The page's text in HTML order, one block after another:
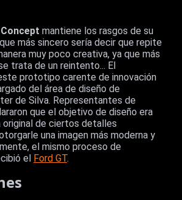
mantiene los rasgos de su
más sincero sería decir que repite
muy poco creativa, ya que más
trata de un reintento... El
prototipo carente de innovación
del área de diseño de
de Silva. Representantes de
que el objetivo de diseño era
original de ciertos detalles
una imagen más moderna y
el mismo proceso de
el Ford GT.